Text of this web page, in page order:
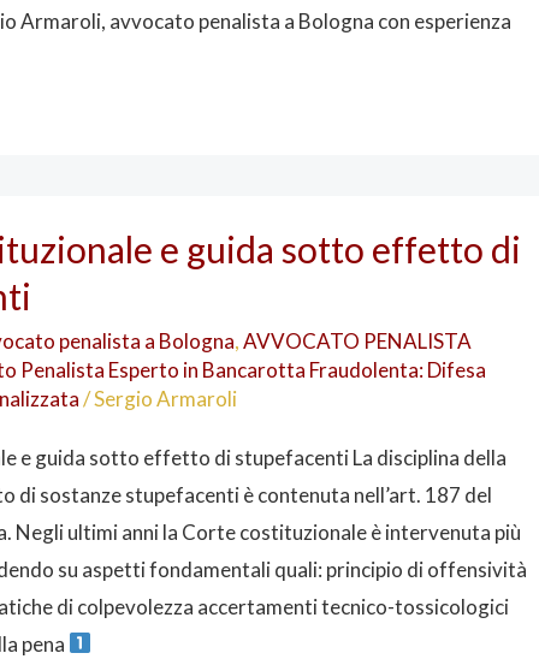
Armaroli, avvocato penalista a Bologna con esperienza
e guida sotto effetto di
penalista a Bologna,AVVOCATO PENALISTA
Penalista Esperto in Bancarotta Fraudolenta: Difesa
/Sergio Armaroli
e guida sotto effetto di stupefacenti La disciplina della
di sostanze stupefacenti è contenuta nell’art. 187 del
Negli ultimi anni la Corte costituzionale è intervenuta più
su aspetti fondamentali quali: principio di offensività
di colpevolezza accertamenti tecnico-tossicologici
pena